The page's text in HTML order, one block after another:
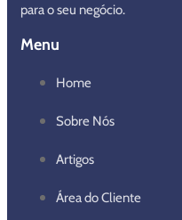
para o seu negócio.
Menu
Home
Sobre Nós
Artigos
Área do Cliente